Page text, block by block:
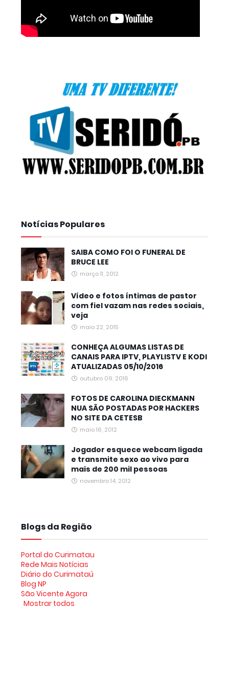
Notícias Populares
SAIBA COMO FOI O FUNERAL DE
BRUCE LEE
março 11, 2012
Vídeo e fotos íntimas de pastor
com fiel vazam nas redes sociais,
veja
maio 22, 2015
CONHEÇA ALGUMAS LISTAS DE
CANAIS PARA IPTV, PLAYLISTV E KODI
ATUALIZADAS 05/10/2016
outubro 09, 2016
FOTOS DE CAROLINA DIECKMANN
NUA SÃO POSTADAS POR HACKERS
NO SITE DA CETESB
maio 16, 2012
Jogador esquece webcam ligada
e transmite sexo ao vivo para
mais de 200 mil pessoas
novembro 14, 2012
Blogs da Região
Portal do Curimatau
Rede Mais Notícias
Diário do Curimataú
Blog NP
São Vicente Agora
Mostrar todos